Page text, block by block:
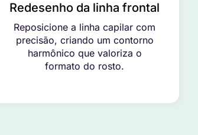
Redesenho da linha frontal
Reposicione a linha capilar com
precisão, criando um contorno
harmônico que valoriza o
formato do rosto.